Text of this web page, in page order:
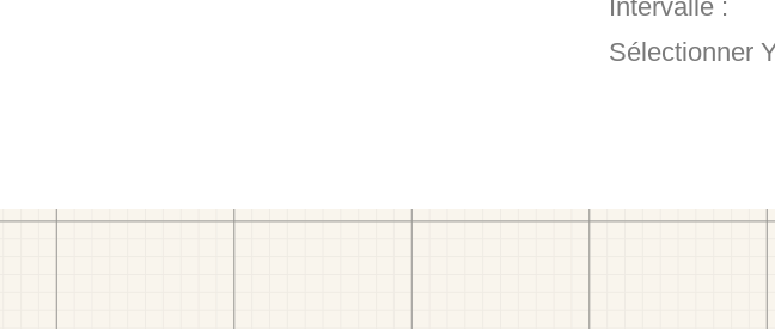
Intervalle :
Sélectionner